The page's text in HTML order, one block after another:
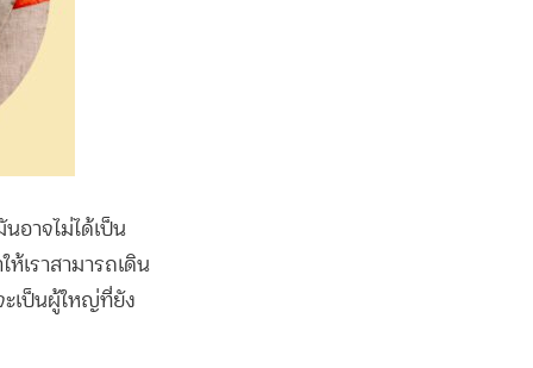
อาจไม่ได้เป็น
เราสามารถเดิน
ะเป็นผู้ใหญ่ที่ยัง